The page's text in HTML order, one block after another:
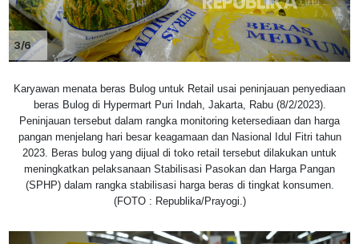
3/6
Karyawan menata beras Bulog untuk Retail usai peninjauan penyediaan
beras Bulog di Hypermart Puri Indah, Jakarta, Rabu (8/2/2023).
Peninjauan tersebut dalam rangka monitoring ketersediaan dan harga
pangan menjelang hari besar keagamaan dan Nasional Idul Fitri tahun
2023. Beras bulog yang dijual di toko retail tersebut dilakukan untuk
meningkatkan pelaksanaan Stabilisasi Pasokan dan Harga Pangan
(SPHP) dalam rangka stabilisasi harga beras di tingkat konsumen.
(FOTO : Republika/Prayogi.)